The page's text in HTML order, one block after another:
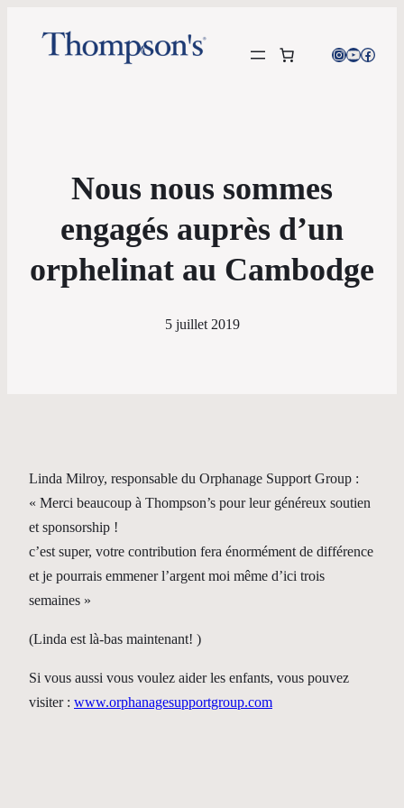
Instagram
YouTube
Nous nous sommes
engagés auprès d’un
orphelinat au Cambodge
5 juillet 2019
Linda Milroy, responsable du Orphanage Support Group :
« Merci beaucoup à Thompson’s pour leur généreux soutien
et sponsorship !
c’est super, votre contribution fera énormément de différence
et je pourrais emmener l’argent moi même d’ici trois
semaines »
(Linda est là-bas maintenant! )
Si vous aussi vous voulez aider les enfants, vous pouvez
visiter : www.orphanagesupportgroup.com